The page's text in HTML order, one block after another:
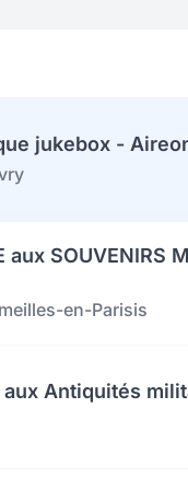
jukebox -
aux SOUVENIRS
en-Parisis
aux Antiquités